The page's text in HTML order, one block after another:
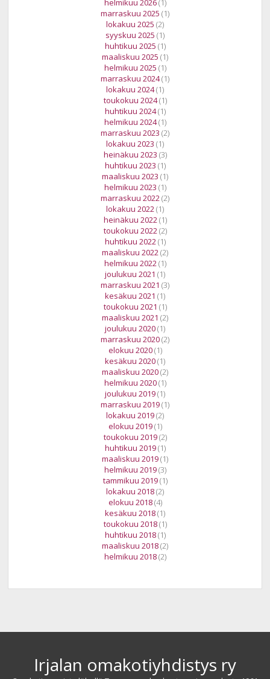
helmikuu 2026(1)
marraskuu 2025 (1)
lokakuu 2025 (2)
syyskuu 2025 (1)
huhtikuu 2025 (1)
maaliskuu 2025 (1)
helmikuu 2025 (1)
marraskuu 2024(1)
lokakuu 2024(1)
toukokuu 2024(1)
huhtikuu 2024(1)
helmikuu 2024(1)
marraskuu 2023 (2)
lokakuu 2023 (1)
heinäkuu 2023 (3)
huhtikuu 2023 (1)
maaliskuu 2023 (1)
helmikuu 2023 (1)
marraskuu 2022(2)
lokakuu 2022(1)
heinäkuu 2022(1)
toukokuu 2022(2)
huhtikuu 2022(1)
maaliskuu 2022(2)
helmikuu 2022(1)
joulukuu 2021 (1)
marraskuu 2021 (3)
kesäkuu 2021 (1)
toukokuu 2021 (1)
maaliskuu 2021 (2)
joulukuu 2020(1)
marraskuu 2020(2)
elokuu 2020(1)
kesäkuu 2020(1)
maaliskuu 2020(2)
helmikuu 2020(1)
joulukuu 2019(1)
marraskuu 2019(1)
lokakuu 2019(2)
elokuu 2019(1)
toukokuu 2019(2)
huhtikuu 2019(1)
maaliskuu 2019(1)
helmikuu 2019(3)
tammikuu 2019(1)
lokakuu 2018(2)
elokuu 2018(4)
kesäkuu 2018(1)
toukokuu 2018(1)
huhtikuu 2018(1)
maaliskuu 2018(2)
helmikuu 2018(2)
Irjalan omakotiyhdistys ry